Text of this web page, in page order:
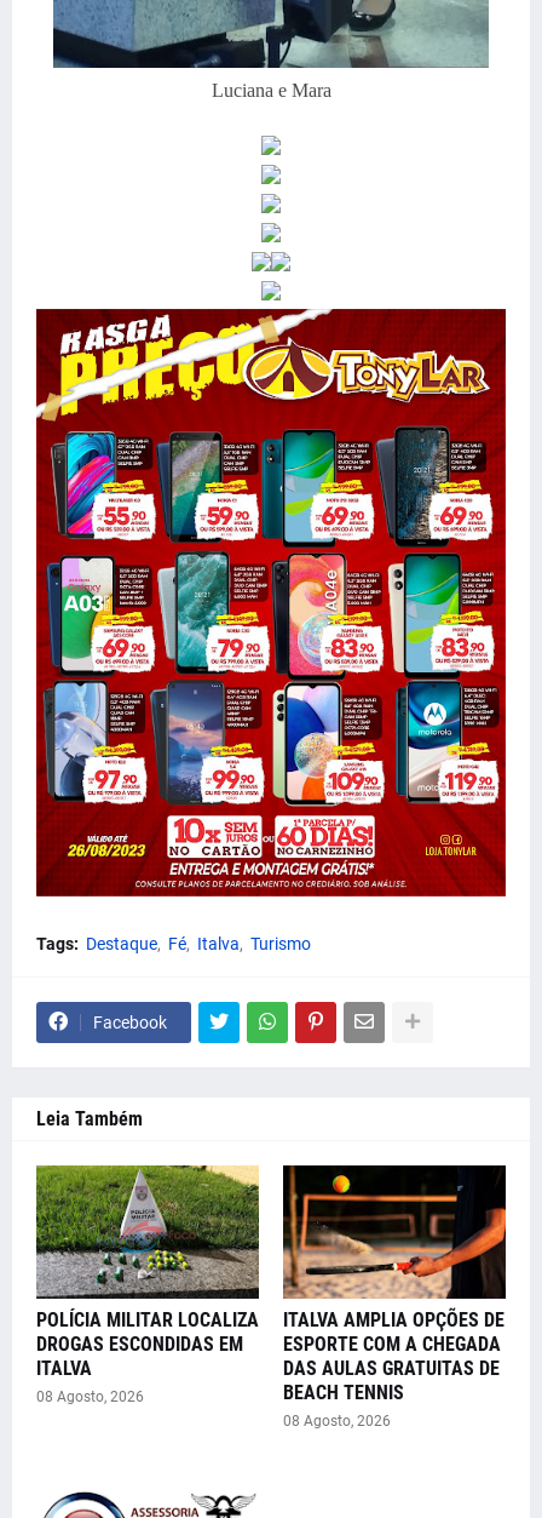
Luciana e Mara
Tags: Destaque Fé Italva Turismo
Facebook
Leia Também
POLÍCIA MILITAR LOCALIZA
DROGAS ESCONDIDAS EM
ITALVA
08 Agosto, 2026
ITALVA AMPLIA OPÇÕES DE
ESPORTE COM A CHEGADA
DAS AULAS GRATUITAS DE
BEACH TENNIS
08 Agosto, 2026